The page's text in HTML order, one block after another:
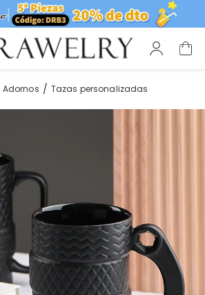
Adornos Tazas personalizadas